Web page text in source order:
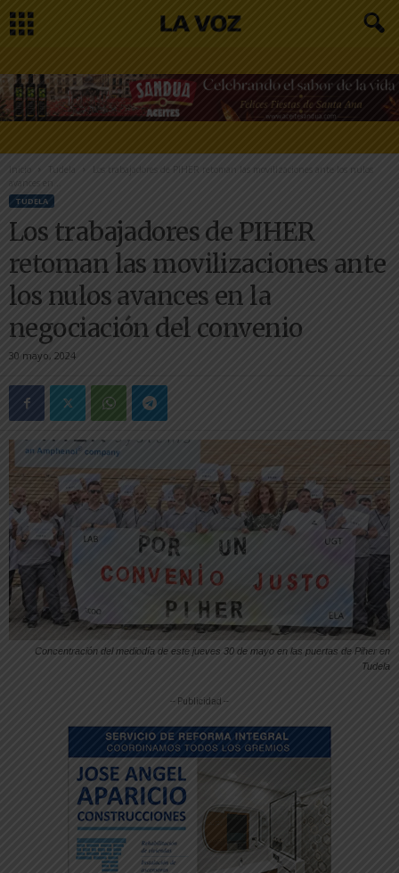
Inicio Tudela
Los trabajadores de PIHER retoman las movilizaciones ante los nulos
avances en...
TUDELA
Los trabajadores de PIHER
retoman las movilizaciones ante
los nulos avances en la
negociación del convenio
30 mayo, 2024
Concentración del mediodía de este jueves 30 de mayo en las puertas de Piher en
Tudela
-- Publicidad --